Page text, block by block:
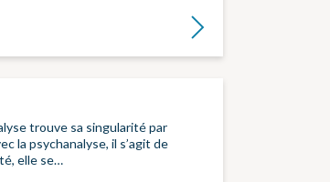
Lire la suite
trouve sa singularité par
la psychanalyse, il s’agit de
elle se…